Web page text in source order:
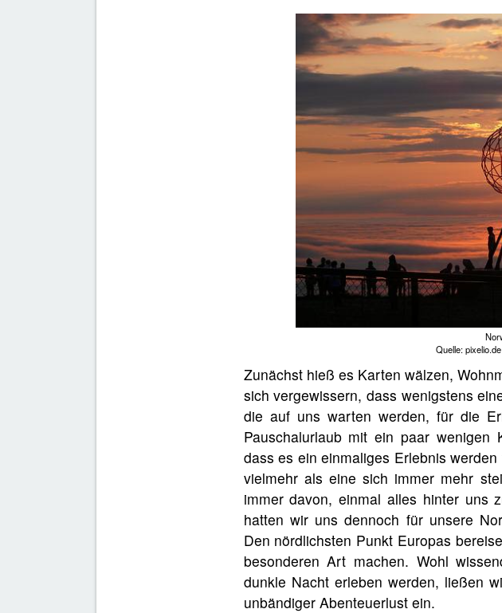
Quelle:
Zunächst hieß es Karten wälzen,
sich vergewissern, dass wenigstens
die auf uns warten werden, für die
Pauschalurlaub mit ein paar
dass es ein einmaliges Erlebnis
vielmehr als eine sich immer mehr
immer davon, einmal alles hinter uns
hatten wir uns dennoch für unsere
Den nördlichsten Punkt Europas
besonderen Art machen. Wohl
dunkle Nacht erleben werden, ließen
unbändiger Abenteuerlust ein.